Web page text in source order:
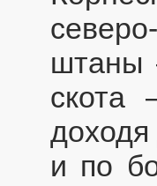
штаны
доходя
и по